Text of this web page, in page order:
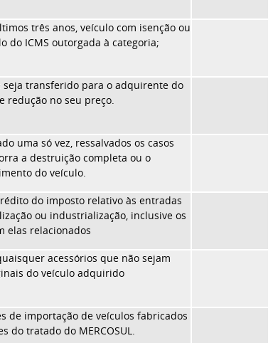
três anos, veículo com isenção ou
do ICMS outorgada à categoria;
transferido para o adquirente do
redução no seu preço.
uma só vez, ressalvados os casos
a destruição completa ou o
do veículo.
do imposto relativo às entradas
ou industrialização, inclusive os
elas relacionados
acessórios que não sejam
do veículo adquirido
de importação de veículos fabricados
do tratado do MERCOSUL.